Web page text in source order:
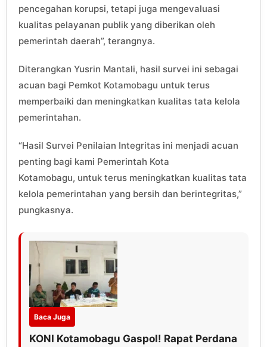
pencegahan korupsi, tetapi juga mengevaluasi
kualitas pelayanan publik yang diberikan oleh
pemerintah daerah”, terangnya.
Diterangkan Yusrin Mantali, hasil survei ini sebagai
acuan bagi Pemkot Kotamobagu untuk terus
memperbaiki dan meningkatkan kualitas tata kelola
pemerintahan.
“Hasil Survei Penilaian Integritas ini menjadi acuan
penting bagi kami Pemerintah Kota
Kotamobagu, untuk terus meningkatkan kualitas tata
kelola pemerintahan yang bersih dan berintegritas,”
pungkasnya.
Baca Juga
KONI Kotamobagu Gaspol! Rapat Perdana